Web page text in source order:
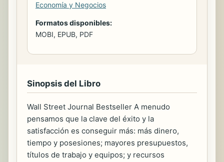
Economía y Negocios
Formatos disponibles:
MOBI, EPUB, PDF
Sinopsis del Libro
Wall Street Journal Bestseller A menudo
pensamos que la clave del éxito y la
satisfacción es conseguir más: más dinero,
tiempo y posesiones; mayores presupuestos,
títulos de trabajo y equipos; y recursos